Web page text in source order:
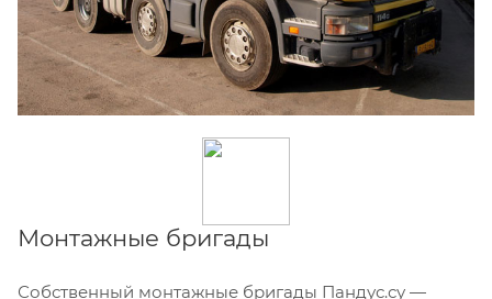
Монтажные бригады
Собственный монтажные бригады Пандус.су —